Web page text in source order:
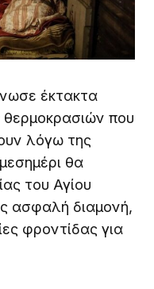
έκτακτα
που
λόγω της
θα
του Αγίου
ασφαλή διαμονή,
φροντίδας για